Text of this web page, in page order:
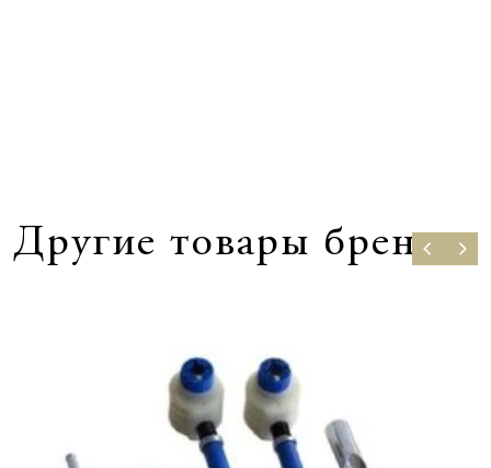
Другие товары бренда